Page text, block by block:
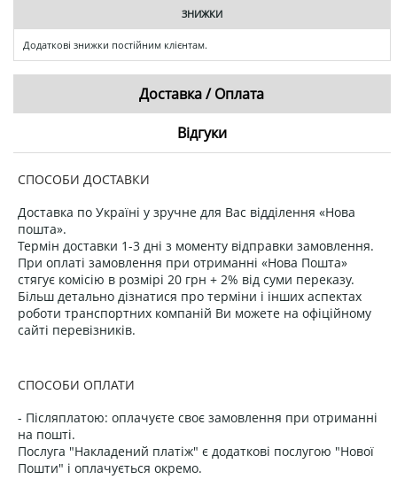
ЗНИЖКИ
Додаткові знижки постійним клієнтам.
Доставка / Оплата
Відгуки
СПОСОБИ ДОСТАВКИ
Доставка по Україні у зручне для Вас відділення «Нова
пошта».
Термін доставки 1-3 дні з моменту відправки замовлення.
При оплаті замовлення при отриманні «Нова Пошта»
стягує комісію в розмірі 20 грн + 2% від суми переказу.
Більш детально дізнатися про терміни і інших аспектах
роботи транспортних компаній Ви можете на офіційному
сайті перевізників.
СПОСОБИ ОПЛАТИ
- Післяплатою: оплачуєте своє замовлення при отриманні
на пошті.
Послуга "Накладений платіж" є додаткові послугою "Нової
Пошти" і оплачується окремо.